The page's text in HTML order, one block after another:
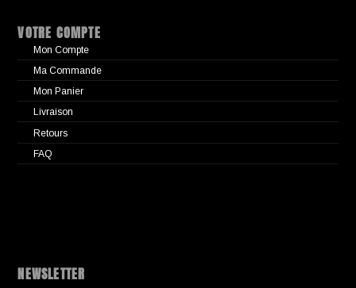
VOTRE COMPTE
Mon Compte
Ma Commande
Mon Panier
Livraison
Retours
FAQ
NEWSLETTER